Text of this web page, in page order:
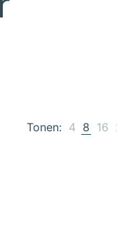
Tonen: 4 8 16